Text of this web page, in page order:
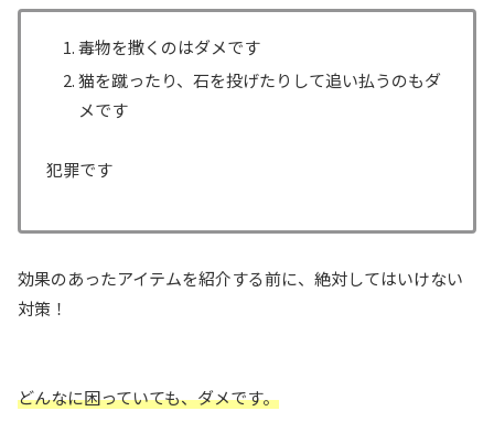
毒物を撒くのはダメです
猫を蹴ったり、石を投げたりして追い払うのもダ
メです
犯罪です
効果のあったアイテムを紹介する前に、絶対してはいけない
対策！
どんなに困っていても、ダメです。